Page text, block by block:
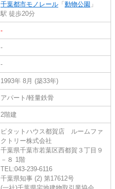
千葉都市モノレール 「 動物公園 」
駅 徒歩20分
-
-
-
1993年 8月 (築33年)
アパート/軽量鉄骨
2階建
ピタットハウス都賀店 ルームファ
クトリー株式会社
千葉県千葉市若葉区西都賀３丁目９
－８ 1階
TEL:043-239-6116
千葉県知事 (2) 第17612号